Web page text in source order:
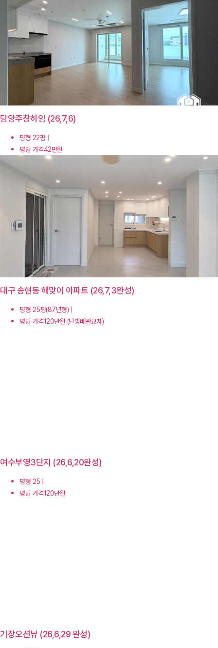
담양주창하임 (26,7,6)
평형 22평 |
평당 가격42만원
대구 송현동 해맞이 아파트 (26,7,3완성)
평형 25평(87년형) |
평당 가격120만원 (난방배관교체)
여수부영3단지 (26,6,20완성)
평형 25 |
평당 가격120만원
기장오션뷰 (26,6,29 완성)